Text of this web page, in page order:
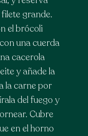
grande.
el brócoli
una cuerda
cacerola
y añade la
la carne por
del fuego y
Cubre
en el horno